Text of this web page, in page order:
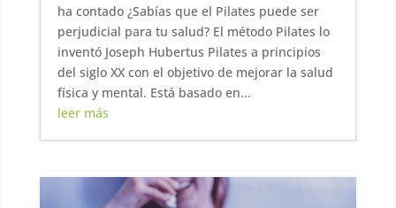
ha contado ¿Sabías que el Pilates puede ser
perjudicial para tu salud? El método Pilates lo
inventó Joseph Hubertus Pilates a principios
del siglo XX con el objetivo de mejorar la salud
física y mental. Está basado en...
leer más